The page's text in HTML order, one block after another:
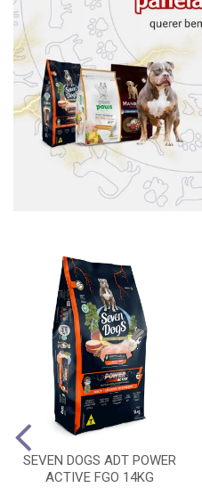
SEVEN DOGS ADT POWER
ACTIVE FGO 14KG